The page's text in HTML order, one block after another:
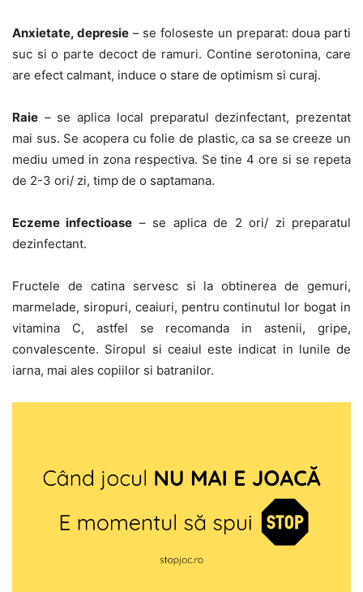
Anxietate, depresie– se foloseste un preparat: doua parti
suc si o parte decoct de ramuri. Contine serotonina, care
are efect calmant, induce o stare de optimism si curaj.
Raie – se aplica local preparatul dezinfectant, prezentat
mai sus. Se acopera cu folie de plastic, ca sa se creeze un
mediu umed in zona respectiva. Se tine 4 ore si se repeta
de 2-3 ori/ zi, timp de o saptamana.
Eczeme infectioase – se aplica de 2 ori/ zi preparatul
dezinfectant.
Fructele de catina servesc si la obtinerea de gemuri,
marmelade, siropuri, ceaiuri, pentru continutul lor bogat in
vitamina C, astfel se recomanda in astenii, gripe,
convalescente. Siropul si ceaiul este indicat in lunile de
iarna, mai ales copiilor si batranilor.